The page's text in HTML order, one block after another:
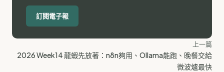
訂閱電子報
上一篇
2026 Week14 龍蝦先放著：n8n夠用、Ollama能跑、晚餐交給
微波爐最快